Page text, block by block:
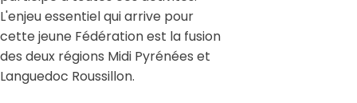
L'enjeu essentiel qui arrive pour
cette jeune Fédération est la fusion
des deux régions Midi Pyrénées et
Languedoc Roussillon.